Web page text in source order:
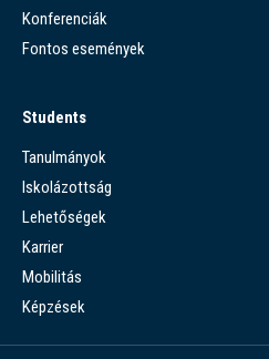
Konferenciák
Fontos események
Students
Tanulmányok
Iskolázottság
Lehetőségek
Karrier
Mobilitás
Képzések